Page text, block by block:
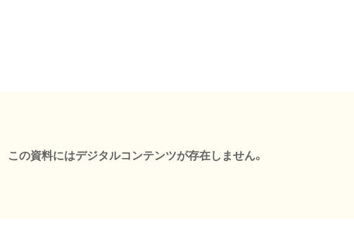
この資料にはデジタルコンテンツが存在しません。